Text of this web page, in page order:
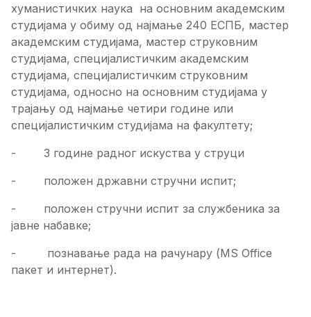
хуманистичких наука на основним академским
студијама у обиму од најмање 240 ЕСПБ, мастер
академским студијама, мастер струковним
студијама, специјалистичким академским
студијама, специјалистичким струковним
студијама, односно на основним студијама у
трајању од најмање четири године или
специјалистичким студијама на факултету;
- 3 године радног искуства у струци
- положен државни стручни испит;
- положен стручни испит за службеника за
јавне набавке;
- познавање рада на рачунару (MS Office
пакет и интернет).